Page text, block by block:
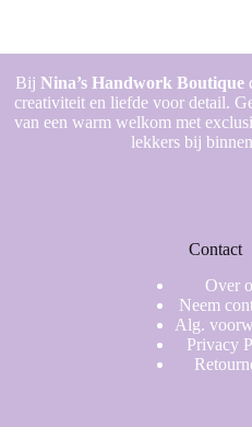
BijNina’s Handwork Boutique
creativiteit en liefde voor detail.
van een warm welkom met
lekkers bij
Contact
Over
Neem
Alg.
Privacy